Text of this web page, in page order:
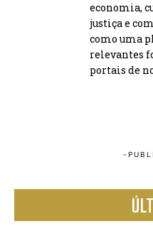
economia,
justiça e
como uma
relevantes
portais de